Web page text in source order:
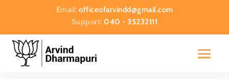
Email: officeofarvindd@gmail.com
Support:040 - 35232111